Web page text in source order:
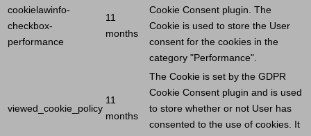
cookielawinfo-
checkbox-
performance
11
months
Cookie Consent plugin. The
Cookie is used to store the User
consent for the cookies in the
category "Performance".
viewed_cookie_policy
11
months
The Cookie is set by the GDPR
Cookie Consent plugin and is used
to store whether or not User has
consented to the use of cookies. It